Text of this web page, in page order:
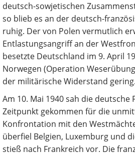
deutsch-sowjetischen
so blieb es an der deutsch-
ruhig. Der von Polen vermutlich
Entlastungsangriff an der
besetzte Deutschland im 9. April
Norwegen (Operation
der militärische Widerstand gering.
Am 10. Mai 1940 sah die deutsche
Zeitpunkt gekommen für die
Konfrontation mit den
überfiel Belgien, Luxemburg und
stieß nach Frankreich vor. Die